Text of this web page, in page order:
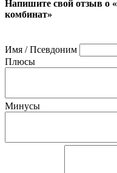
Напишите свой отзыв о
комбинат»
Имя / Псевдоним
Плюсы
Минусы